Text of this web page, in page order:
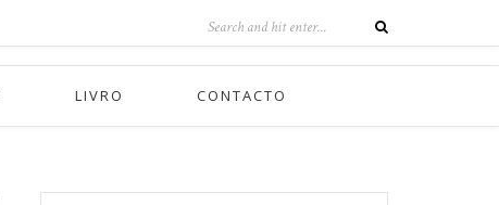
LIVRO CONTACTO